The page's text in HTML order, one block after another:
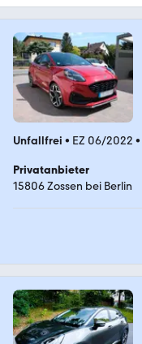
Unfallfrei • EZ 06/2022 •
Privatanbieter
15806 Zossen bei Berlin